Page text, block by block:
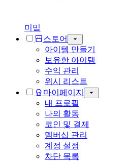
미밐
스토어
아이템 만들기
보유한 아이템
수익 관리
위시 리스트
마이페이지
내 프로필
나의 활동
코인 및 결제
멤버십 관리
계정 설정
차단 목록